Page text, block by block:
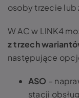
osoby trzecie lub
W AC w LINK4
z trzech
następujące
ASO –
stacji